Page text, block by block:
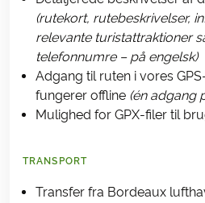
(rutekort, rutebeskrivelser,
relevante turistattraktioner
telefonnumre – på engelsk)
Adgang til ruten i vores
fungerer offline (én adgang
Mulighed for GPX-filer til
TRANSPORT
Transfer fra Bordeaux